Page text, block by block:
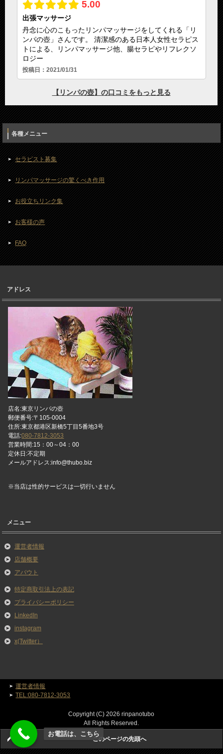
各種メニュー
セラピスト募集
リンパマッサージの驚くべき作用
お役立ちリンク集
お客様の声
FAQ
アドレス
店名:東京リンパの壺
郵便番号:〒105-0004
住所:東京都港区新橋5丁目5番地3号
電話:080-7812-3053
営業時間:15：00～04：00
定休日:不定期
メールアドレス:info@thubo.biz
※当店は性的サービスは一切行いません
メニュー
運営者情報
店舗概要
アバウト
特定商取引法上の表記
プライバシーポリシー
LinkedIn
instagram
x(Twitter）
運営者情報
TEL:080-7812-3053
Copyright (C) 2026 rinpanotubo
All Rights Reserved.
このページの先頭へ
お電話は、こちら